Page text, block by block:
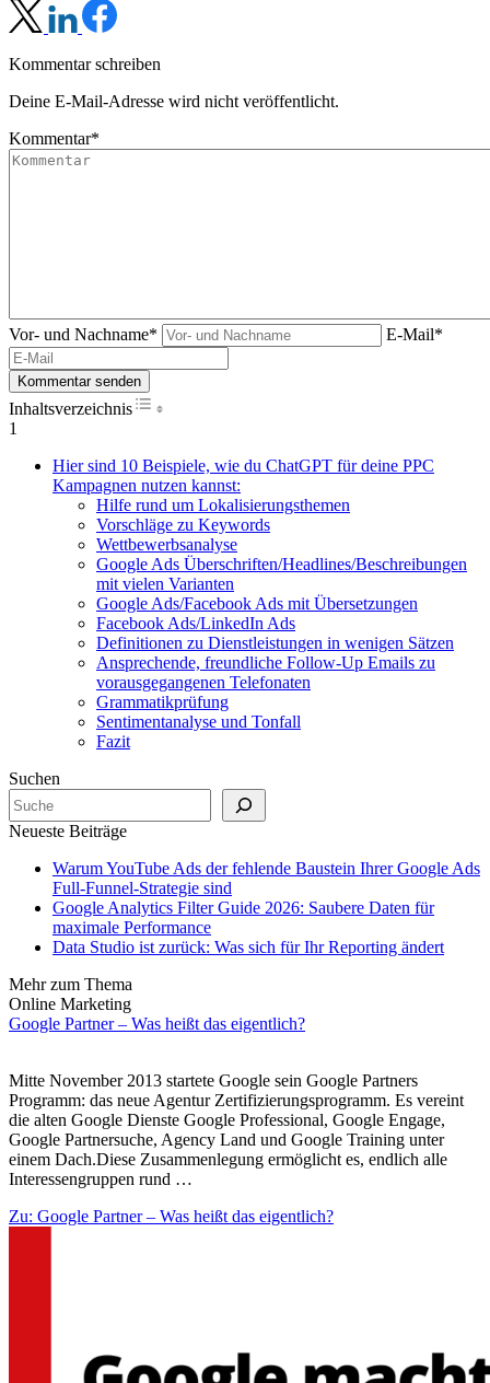
Kommentar schreiben
Deine E-Mail-Adresse wird nicht veröffentlicht.
Kommentar*
Vor- und Nachname* E-Mail*
Kommentar senden
Inhaltsverzeichnis
1
Hier sind 10 Beispiele, wie du ChatGPT für deine PPC
Kampagnen nutzen kannst:
Hilfe rund um Lokalisierungsthemen
Vorschläge zu Keywords
Wettbewerbsanalyse
Google Ads Überschriften/Headlines/Beschreibungen
mit vielen Varianten
Google Ads/Facebook Ads mit Übersetzungen
Facebook Ads/LinkedIn Ads
Definitionen zu Dienstleistungen in wenigen Sätzen
Ansprechende, freundliche Follow-Up Emails zu
vorausgegangenen Telefonaten
Grammatikprüfung
Sentimentanalyse und Tonfall
Fazit
Suchen
Neueste Beiträge
Warum YouTube Ads der fehlende Baustein Ihrer Google Ads
Full-Funnel-Strategie sind
Google Analytics Filter Guide 2026: Saubere Daten für
maximale Performance
Data Studio ist zurück: Was sich für Ihr Reporting ändert
Mehr zum Thema
Online Marketing
Google Partner – Was heißt das eigentlich?
Mitte November 2013 startete Google sein Google Partners
Programm: das neue Agentur Zertifizierungsprogramm. Es vereint
die alten Google Dienste Google Professional, Google Engage,
Google Partnersuche, Agency Land und Google Training unter
einem Dach.Diese Zusammenlegung ermöglicht es, endlich alle
Interessengruppen rund …
Zu: Google Partner – Was heißt das eigentlich?